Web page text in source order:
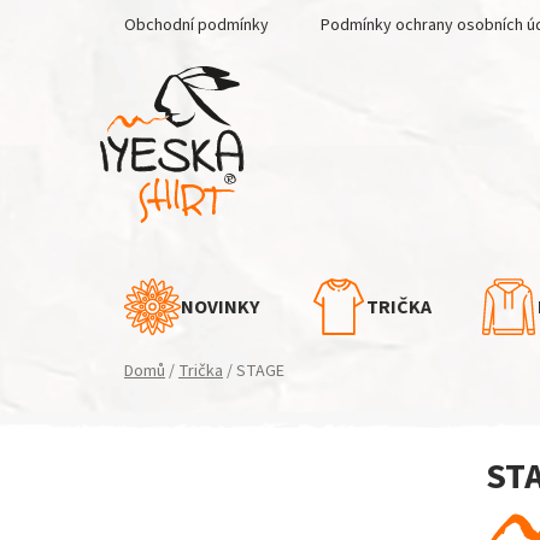
Obchodní podmínky Podmínky ochrany osobních
NOVINKY TRIČKA
Domů/Trička/STAGE